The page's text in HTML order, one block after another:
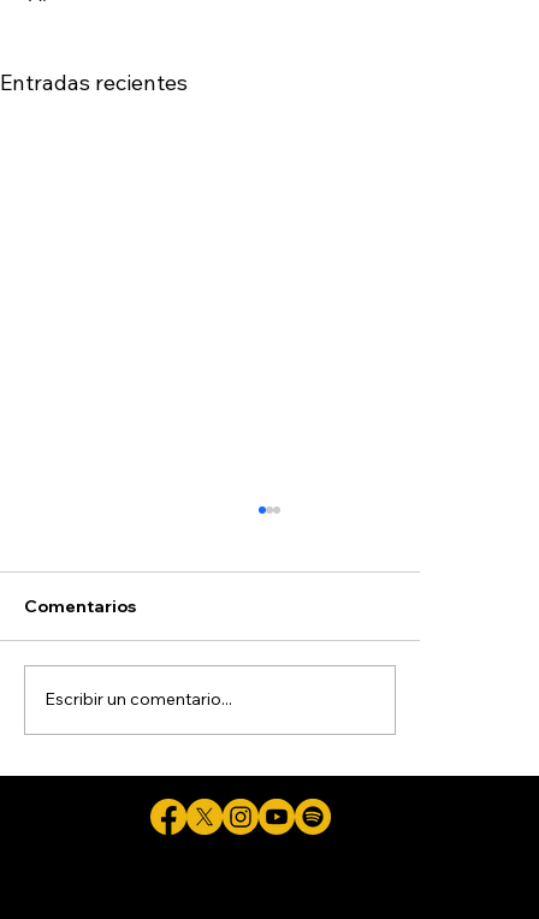
Entradas recientes
acusado de ocultar evidencias de
Comentarios
Escribir un comentario...